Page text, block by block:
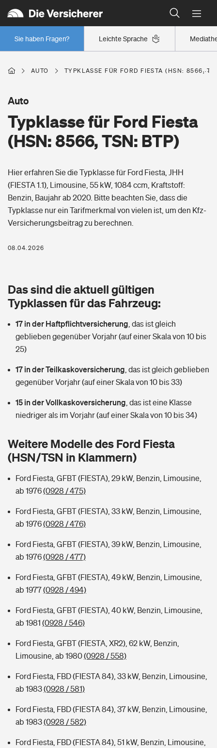
Leichte Sprache
Sie haben Fragen?
Wer versichert was: Jetzt Versicherer finden
Regionalklassen: So ist Ihre Region eingestuft
Wer versichert was: Jetzt Versicherer finden
Berufsunfähigkeitsversicherung
Erwerbsunfähigkeitsversicherung
Grundfähigkeitsversicherung
Arbeitsrechtsschutz
Berufshaftpflichtversicherung
Zur Übersicht
Tools
Wer versichert was: Jetzt Versicherer finden
Sie haben Fragen?
Wohnen
Elementarversicherung
Glasversicherung
Mietkautionsversicherung
Restkreditversicherung
Hochwasser-Check: Wie gefährdet ist Ihr Haus?
Wer versichert was: Jetzt Versicherer finden
Sie haben Fragen?
Freizeit
Pri­vate Haft­pflicht­
Kinderunfall­ver­si­che­rung
Kinderinvalidität
Hundehalter-Haftpflicht
Private Cyberversicherung
Musikinstrumentenversicherung
Zur Übersicht
Tools
Kinderunfall-Check: Mehr Sicherheit für deine Kids
Sie haben Fragen?
Gesundheit
Private Krankenversicherung
Dread-Disease-Versicherung
Tierkrankenversicherung
Zur Übersicht
Tools
Wer versichert was: Jetzt Versicherer finden
Sie haben Fragen?
Rentenrechner: Wie viel Geld bekomme ich im Alter?
AUTO TYPKLASSE FÜR FORD FIESTA (HSN: 8566,
Typklasse für Ford Fiesta
(HSN: 8566, TSN: BTP)
Auto
Hier erfahren Sie die Typklasse für Ford Fiesta, JHH
(FIESTA 1.1), Limousine, 55 kW, 1084 ccm, Kraftstoff:
Benzin, Baujahr ab 2020. Bitte beachten Sie, dass die
Typklasse nur ein Tarifmerkmal von vielen ist, um den Kfz-
Versicherungsbeitrag zu berechnen.
08.04.2026
Das sind die aktuell gültigen
Typklassen für das Fahrzeug:
17 in der Haftpflichtversicherung das ist gleich
geblieben gegenüber Vorjahr (auf einer Skala von 10 bis
25)
17 in der Teilkaskoversicherung das ist gleich geblieben
gegenüber Vorjahr (auf einer Skala von 10 bis 33)
15 in der Vollkaskoversicherung das ist eine Klasse
niedriger als im Vorjahr (auf einer Skala von 10 bis 34)
Weitere Modelle des Ford Fiesta
(HSN/TSN in Klammern)
Ford Fiesta, GFBT (FIESTA), 29 kW, Benzin, Limousine,
ab 1976(0928 / 475)
Ford Fiesta, GFBT (FIESTA), 33 kW, Benzin, Limousine,
ab 1976(0928 / 476)
Ford Fiesta, GFBT (FIESTA), 39 kW, Benzin, Limousine,
ab 1976(0928 / 477)
Ford Fiesta, GFBT (FIESTA), 49 kW, Benzin, Limousine,
ab 1977(0928 / 494)
Ford Fiesta, GFBT (FIESTA), 40 kW, Benzin, Limousine,
ab 1981 (0928 / 546)
Ford Fiesta, GFBT (FIESTA, XR2), 62 kW, Benzin,
Limousine, ab 1980(0928 / 558)
Ford Fiesta, FBD (FIESTA 84), 33 kW, Benzin, Limousine,
ab 1983(0928 / 581)
Ford Fiesta, FBD (FIESTA 84), 37 kW, Benzin, Limousine,
ab 1983(0928 / 582)
Ford Fiesta, FBD (FIESTA 84), 51 kW, Benzin, Limousine,